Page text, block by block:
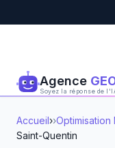
Agence
Soyez la réponse de
Accueil› Optimisation
Saint-Quentin